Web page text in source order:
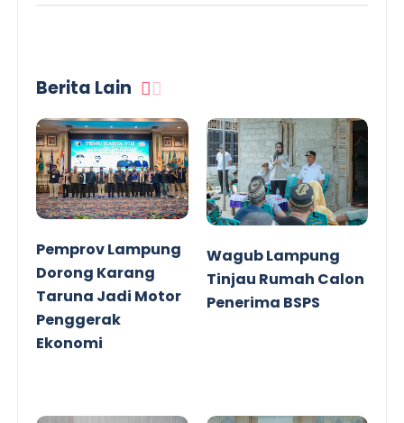
Berita Lain
Pemprov Lampung
Dorong Karang
Taruna Jadi Motor
Penggerak
Ekonomi
Wagub Lampung
Tinjau Rumah Calon
Penerima BSPS